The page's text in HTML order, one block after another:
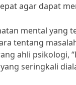
agar dapat
mental yang
tentang
ahli psikologi,
seringkali